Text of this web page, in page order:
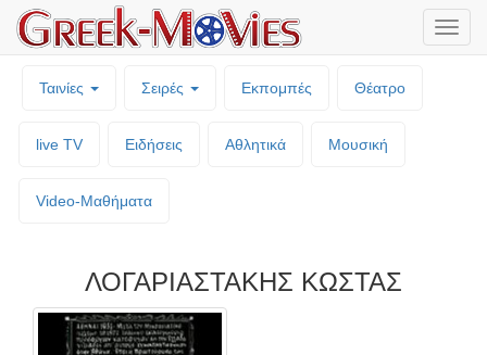
Ταινίες Σειρές Εκπομπές Θέατρο
live TV Ειδήσεις Αθλητικά Μουσική
Video-Mαθήματα
ΛΟΓΑΡΙΑΣΤΑΚΗΣ ΚΩΣΤΑΣ